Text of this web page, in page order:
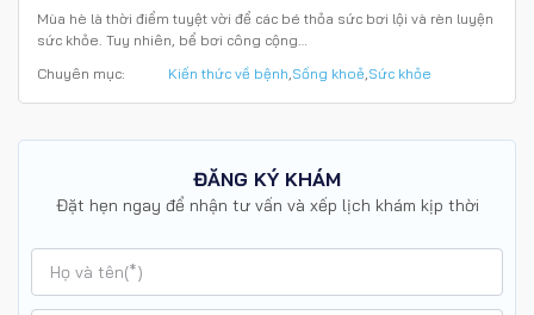
Mùa hè là thời điểm tuyệt vời để các bé thỏa sức bơi lội và rèn luyện
sức khỏe. Tuy nhiên, bể bơi công cộng…
Chuyên mục: Kiến thức về bệnh Sống khoẻ Sức khỏe
ĐĂNG KÝ KHÁM
Đặt hẹn ngay để nhận tư vấn và xếp lịch khám kịp thời